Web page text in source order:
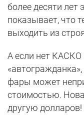
более десяти лет
показывает, что
выходить из
А если нет КАСКО
фары может
стоимостью.
другую